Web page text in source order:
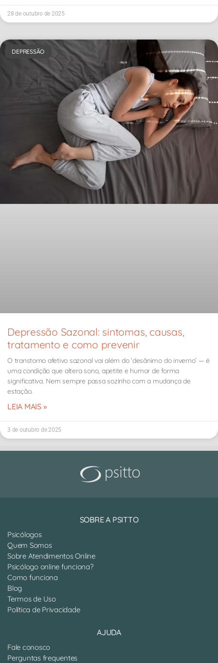
28 de outubro de 2025
DEPRESSÃO
Depressão Sazonal: sintomas, causas,
tratamento e como prevenir
O transtorno afetivo sazonal vai além do ‘desânimo do inverno’ — é
uma condição que altera sono, apetite e humor de forma
significativa. Nem sempre passa sozinho com a mudança de
estação.
LEIA MAIS »
3 de outubro de 2025
SOBRE A PSITTO
Psicólogos
Quem Somos
Sobre Atendimentos Online
Psicólogo online funciona?
Como funciona
Blog
Termos de Uso
Política de Privacidade
AJUDA
Fale conosco
Perguntas frequentes